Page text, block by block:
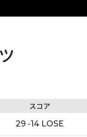
スコア
29 -14 LOSE